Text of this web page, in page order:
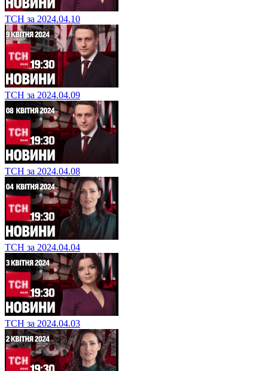
ТСН за 2024.04.10
ТСН за 2024.04.09
ТСН за 2024.04.08
ТСН за 2024.04.04
ТСН за 2024.04.03